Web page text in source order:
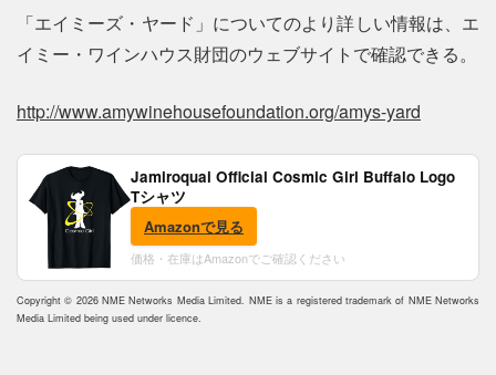
「エイミーズ・ヤード」についてのより詳しい情報は、エ
イミー・ワインハウス財団のウェブサイトで確認できる。
http://www.amywinehousefoundation.org/amys-yard
Jamiroquai Official Cosmic Girl Buffalo Logo
Tシャツ
Amazonで見る
価格・在庫はAmazonでご確認ください
Copyright © 2026 NME Networks Media Limited. NME is a registered trademark of NME Networks
Media Limited being used under licence.